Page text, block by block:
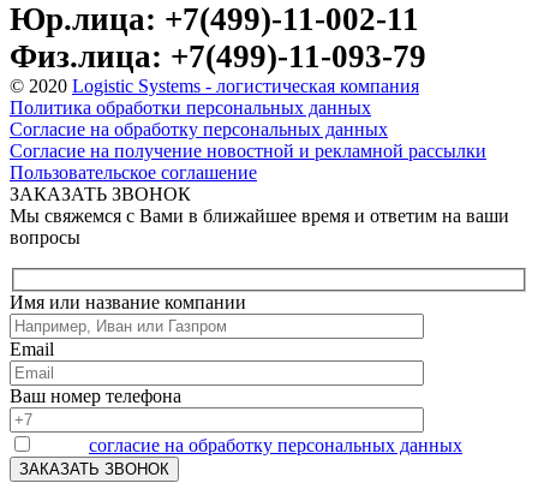
Юр.лица: +7(499)-11-002-11
Физ.лица: +7(499)-11-093-79
© 2020 Logistic Systems - логистическая компания
Политика обработки персональных данных
Согласие на обработку персональных данных
Согласие на получение новостной и рекламной рассылки
Пользовательское соглашение
ЗАКАЗАТЬ ЗВОНОК
Мы свяжемся с Вами в ближайшее время и ответим на ваши
вопросы
Имя или название компании
Email
Ваш номер телефона
согласие на обработку персональных данных